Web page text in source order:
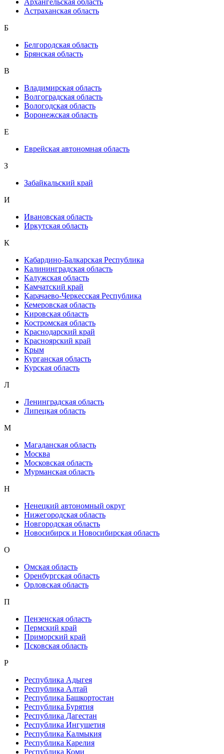
Архангельская область
Астраханская область
Б
Белгородская область
Брянская область
В
Владимирская область
Волгоградская область
Вологодская область
Воронежская область
Е
Еврейская автономная область
З
Забайкальский край
И
Ивановская область
Иркутская область
К
Кабардино-Балкарская Республика
Калининградская область
Калужская область
Камчатский край
Карачаево-Черкесская Республика
Кемеровская область
Кировская область
Костромская область
Краснодарский край
Красноярский край
Крым
Курганская область
Курская область
Л
Ленинградская область
Липецкая область
М
Магаданская область
Москва
Московская область
Мурманская область
Н
Ненецкий автономный округ
Нижегородская область
Новгородская область
Новосибирск и Новосибирская область
О
Омская область
Оренбургская область
Орловская область
П
Пензенская область
Пермский край
Приморский край
Псковская область
Р
Республика Адыгея
Республика Алтай
Республика Башкортостан
Республика Бурятия
Республика Дагестан
Республика Ингушетия
Республика Калмыкия
Республика Карелия
Республика Коми